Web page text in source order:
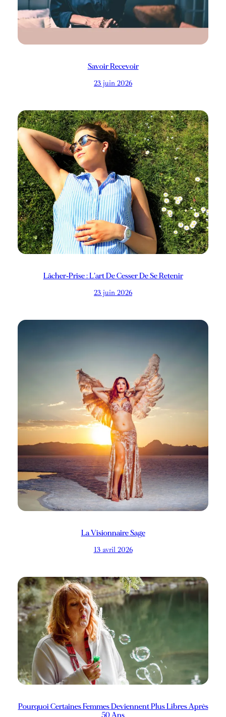
Savoir Recevoir
23 juin 2026
Lâcher‑prise : L’art De Cesser De Se Retenir
23 juin 2026
La Visionnaire Sage
13 avril 2026
Pourquoi Certaines Femmes Deviennent Plus Libres Après